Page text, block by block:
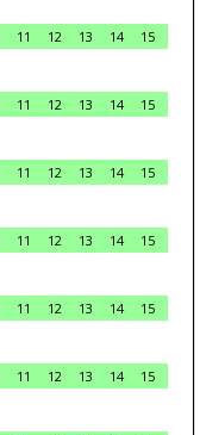
11 12 13 14
15
11 12 13 14
15
11 12 13 14
15
11 12 13 14
15
11 12 13 14
15
11 12 13 14
15